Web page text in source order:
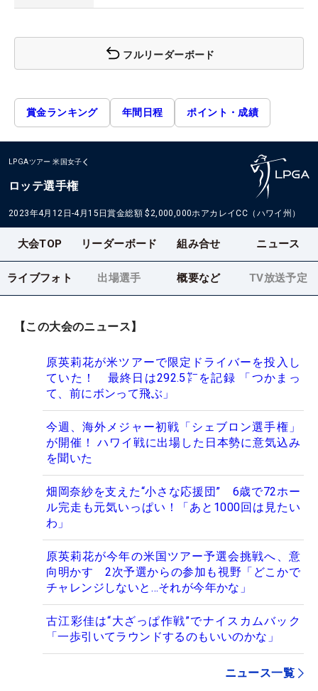
フルリーダーボード
賞金ランキング 年間日程 ポイント・成績
LPGAツアー 米国女子
ロッテ選手権
2023年4月12日-4月15日賞金総額 $2,000,000ホアカレイCC（ハワイ州）
大会TOP リーダーボード 組み合せ ニュース
ライブフォト 出場選手 概要など TV放送予定
【この大会のニュース】
原英莉花が米ツアーで限定ドライバーを投入し
ていた！ 最終日は292.5㍎を記録 「つかまっ
て、前にボンって飛ぶ」
今週、海外メジャー初戦「シェブロン選手権」
が開催！ ハワイ戦に出場した日本勢に意気込み
を聞いた
畑岡奈紗を支えた“小さな応援団” 6歳で72ホー
ル完走も元気いっぱい！「あと1000回は見たい
わ」
原英莉花が今年の米国ツアー予選会挑戦へ、意
向明かす 2次予選からの参加も視野「どこかで
チャレンジしないと…それが今年かな」
古江彩佳は“大ざっぱ作戦”でナイスカムバック
「一歩引いてラウンドするのもいいのかな」
ニュース一覧